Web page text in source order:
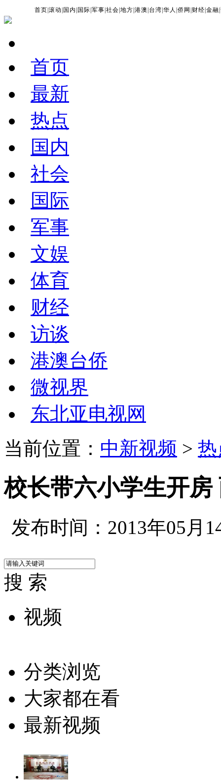
首页 |滚动 国内 国际 |军事 |社会 |地方 |港澳 台湾 |华人 |侨网 财经 |金融 |
首页
最新
热点
国内
社会
国际
军事
文娱
体育
财经
访谈
港澳台侨
微视界
东北亚电视网
当前位置： 中新视频 >
校长带六小学生开
发布时间：2013年05月
搜 索
视频
分类浏览
大家都在看
最新视频